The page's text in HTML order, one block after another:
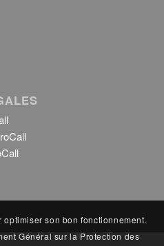
son bon fonctionnement.
Général sur la Protection des